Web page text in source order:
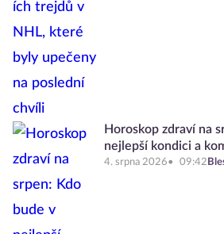
Horoskop zdraví na
nejlepší kondici a
4. srpna 2026 09:42